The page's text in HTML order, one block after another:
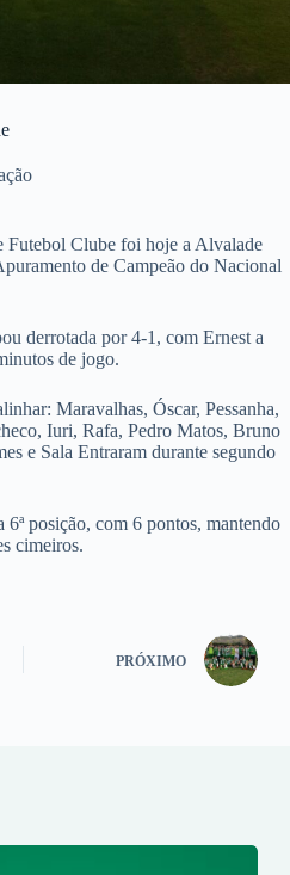
Futebol Clube foi hoje a Alvalade
de Campeão do Nacional
derrotada por 4-1, com Ernest a
de jogo.
Maravalhas, Óscar, Pessanha,
Iuri, Rafa, Pedro Matos, Bruno
e Sala Entraram durante segundo
posição, com 6 pontos, mantendo
cimeiros.
PRÓXIMO